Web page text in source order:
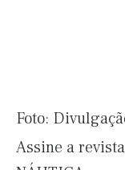
Foto:
Assine a revista